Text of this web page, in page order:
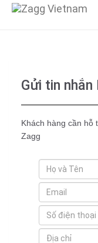
Gửi tin nhắn
Khách hàng cần hỗ
Zagg